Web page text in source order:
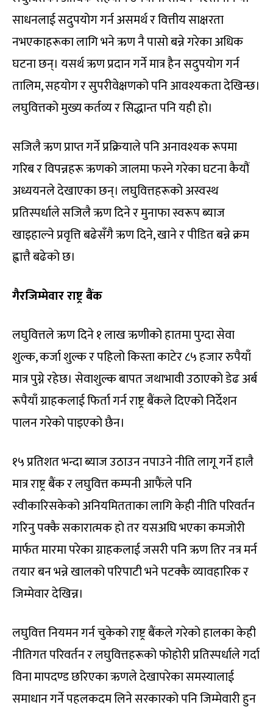
साधनलाई सदुपयोग गर्न असमर्थ र वित्तीय साक्षरता
नभएकाहरूका लागि भने ऋण नै पासो बन्ने गरेका अधिक
घटना छन्। यसर्थ ऋण प्रदान गर्ने मात्र हैन सदुपयोग गर्न
तालिम, सहयोग र सुपरीवेक्षणको पनि आवश्यकता देखिन्छ।
लघुवित्तको मुख्य कर्तव्य र सिद्धान्त पनि यही हो।
सजिलै ऋण प्राप्त गर्ने प्रक्रियाले पनि अनावश्यक रूपमा
गरिब र विपन्नहरू ऋणको जालमा फस्ने गरेका घटना कैयौं
अध्ययनले देखाएका छन्। लघुवित्तहरूको अस्वस्थ
प्रतिस्पर्धाले सजिलै ऋण दिने र मुनाफा स्वरूप ब्याज
खाइहाल्ने प्रवृत्ति बढेसँगै ऋण दिने, खाने र पीडित बन्ने क्रम
ह्वात्तै बढेको छ।
गैरजिम्मेवार राष्ट्र बैंक
लघुवित्तले ऋण दिने १ लाख ऋणीको हातमा पुग्दा सेवा
शुल्क, कर्जा शुल्क र पहिलो किस्ता काटेर ८५ हजार रुपैयाँ
मात्र पुग्ने रहेछ। सेवाशुल्क बापत जथाभावी उठाएको डेढ अर्ब
रूपैयाँ ग्राहकलाई फिर्ता गर्न राष्ट्र बैंकले दिएको निर्देशन
पालन गरेको पाइएको छैन।
१५ प्रतिशत भन्दा ब्याज उठाउन नपाउने नीति लागू गर्ने हालै
मात्र राष्ट्र बैंक र लघुवित्त कम्पनी आफैंले पनि
स्वीकारिसकेको अनियमितताका लागि केही नीति परिवर्तन
गरिनु पक्कै सकारात्मक हो तर यसअघि भएका कमजोरी
मार्फत मारमा परेका ग्राहकलाई जसरी पनि ऋण तिर नत्र मर्न
तयार बन भन्ने खालको परिपाटी भने पटक्कै व्यावहारिक र
जिम्मेवार देखिन्न।
लघुवित्त नियमन गर्न चुकेको राष्ट्र बैंकले गरेको हालका केही
नीतिगत परिवर्तन र लघुवित्तहरूको फोहोरी प्रतिस्पर्धाले गर्दा
विना मापदण्ड छरिएका ऋणले देखापरेका समस्यालाई
समाधान गर्ने पहलकदम लिने सरकारको पनि जिम्मेवारी हुन